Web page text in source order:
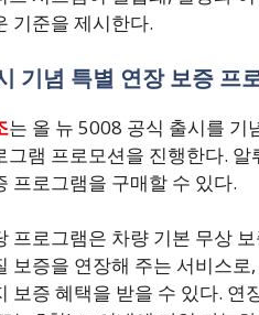
기준을 제시한다.
기념 특별 연장 보증 프
는 올 뉴 5008 공식 출시를 기
그램 프로모션을 진행한다.
프로그램을 구매할 수 있다.
프로그램은 차량 기본 무상
보증을 연장해 주는 서비스
보증 혜택을 받을 수 있다. 연